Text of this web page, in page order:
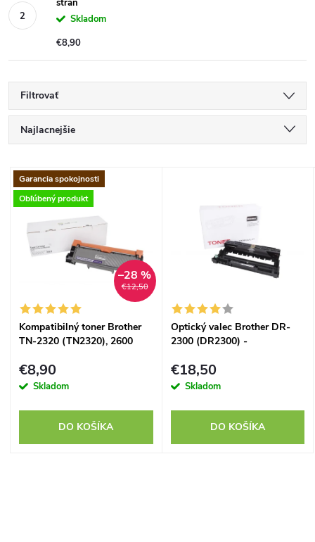
strán
Skladom
€8,90
Filtrovať
R
a
d
e
p
o
Najlacnejšie
Najpredávanejšie
V
ý
s
p
Garancia spokojnosti
Obľúbený produkt
€12,50
–28 %
Kompatibilný toner Brother
TN-2320 (TN2320), 2600
€8,90
Skladom
DO KOŠÍKA
Optický valec Brother DR-
2300 (DR2300) -
€18,50
Skladom
DO KOŠÍKA